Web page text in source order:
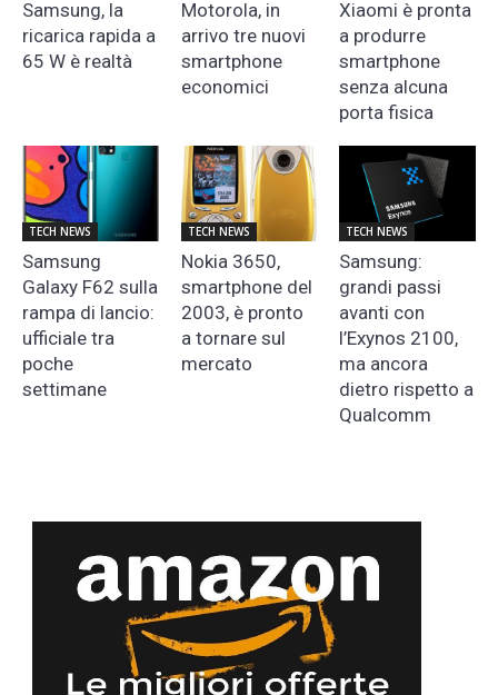
Samsung, la
ricarica rapida a
65 W è realtà
Motorola, in
arrivo tre nuovi
smartphone
economici
Xiaomi è pronta
a produrre
smartphone
senza alcuna
porta fisica
TECH NEWS
Samsung
Galaxy F62 sulla
rampa di lancio:
ufficiale tra
poche
settimane
TECH NEWS
Nokia 3650,
smartphone del
2003, è pronto
a tornare sul
mercato
TECH NEWS
Samsung:
grandi passi
avanti con
l’Exynos 2100,
ma ancora
dietro rispetto a
Qualcomm